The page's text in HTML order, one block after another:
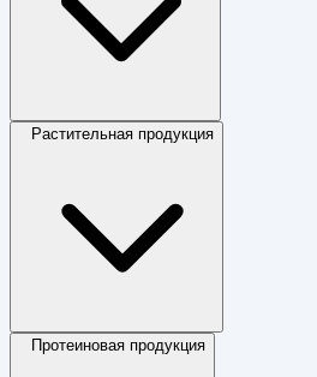
Растительная продукция
Протеиновая продукция